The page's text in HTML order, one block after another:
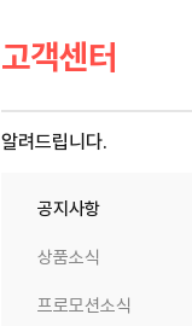
고객센터
알려드립니다.
공지사항
상품소식
프로모션소식